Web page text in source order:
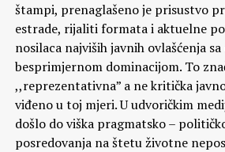
štampi, prenaglašeno je prisustvo
estrade, rijaliti formata i aktuelne
nosilaca najviših javnih ovlašćenja
besprimjernom dominacijom. To
,,reprezentativna” a ne kritička
viđeno u toj mjeri. U udvoričkim
došlo do viška pragmatsko –
posredovanja na štetu životne